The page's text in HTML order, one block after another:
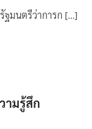
ฐมนตรีว่าการก […]
ามรู้สึก